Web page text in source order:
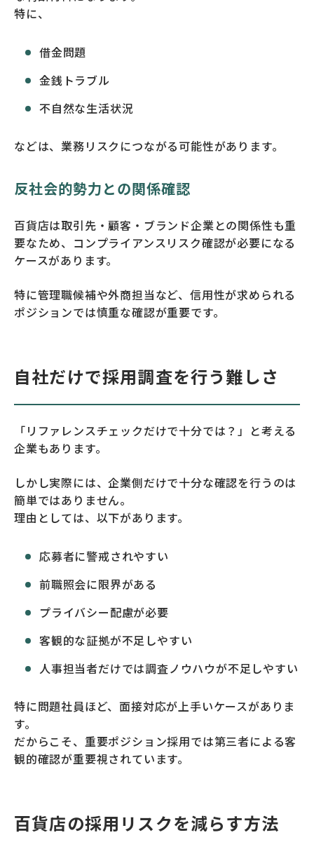
特に、
借金問題
金銭トラブル
不自然な生活状況
などは、業務リスクにつながる可能性があります。
反社会的勢力との関係確認
百貨店は取引先・顧客・ブランド企業との関係性も重
要なため、コンプライアンスリスク確認が必要になる
ケースがあります。
特に管理職候補や外商担当など、信用性が求められる
ポジションでは慎重な確認が重要です。
自社だけで採用調査を行う難しさ
「リファレンスチェックだけで十分では？」と考える
企業もあります。
しかし実際には、企業側だけで十分な確認を行うのは
簡単ではありません。
理由としては、以下があります。
応募者に警戒されやすい
前職照会に限界がある
プライバシー配慮が必要
客観的な証拠が不足しやすい
人事担当者だけでは調査ノウハウが不足しやすい
特に問題社員ほど、面接対応が上手いケースがありま
す。
だからこそ、重要ポジション採用では第三者による客
観的確認が重要視されています。
百貨店の採用リスクを減らす方法